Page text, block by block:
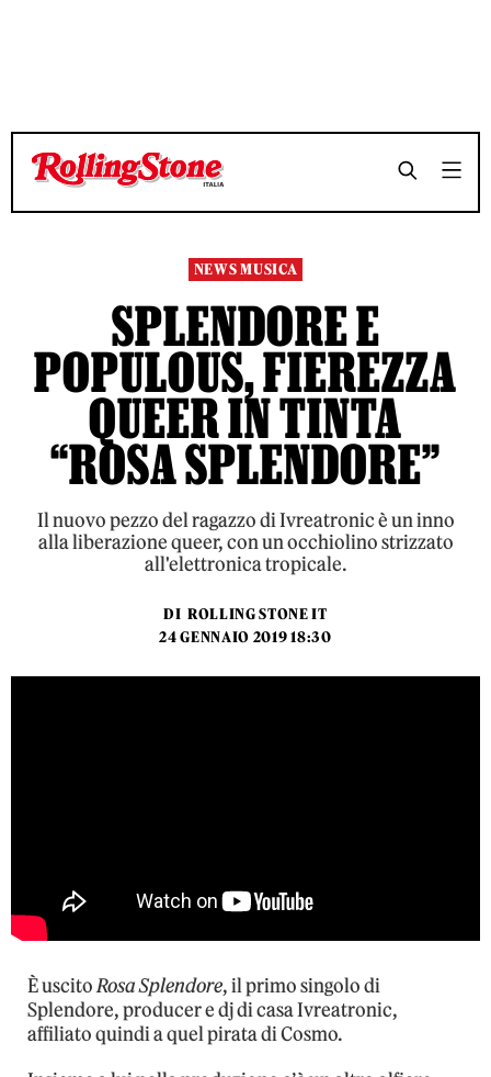
TEMPO DI LETTURA 2 MINUTI SHARE
TEMPO DI LETTURA 2 MINUTI SHARE
NEWS MUSICA
SPLENDORE E
POPULOUS, FIEREZZA
QUEER IN TINTA
“ROSA SPLENDORE”
Il nuovo pezzo del ragazzo di Ivreatronic è un inno
alla liberazione queer, con un occhiolino strizzato
all'elettronica tropicale.
DI ROLLING STONE IT
24 GENNAIO 2019 18:30
È uscitoRosa Splendore, il primo singolo di
Splendore, producer e dj di casa Ivreatronic,
affiliato quindi a quel pirata di Cosmo.